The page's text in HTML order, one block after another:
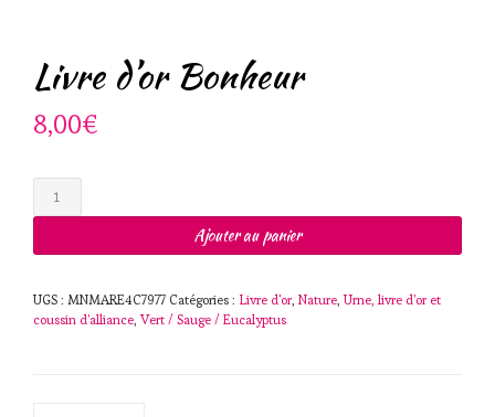
Livre d’or Bonheur
8,00€
Ajouter au panier
UGS : MNMARE4C7977 Catégories : Livre d'or, Nature,Urne, livre d'or et
coussin d'alliance,Vert / Sauge / Eucalyptus